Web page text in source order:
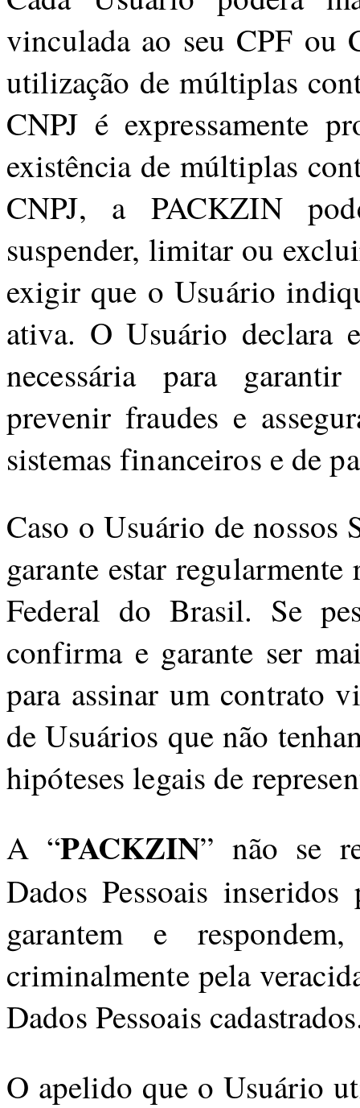
vinculada ao seu CPF ou
utilização de múltiplas
CNPJ é expressamente
existência de múltiplas
CNPJ, a PACKZIN
suspender, limitar ou
exigir que o Usuário
ativa. O Usuário declara
necessária para
prevenir fraudes e
sistemas financeiros e de
Caso o Usuário de nossos
garante estar
Federal do Brasil. Se
confirma e garante ser
para assinar um contrato
de Usuários que não
hipóteses legais de
A “PACKZIN” não se
Dados Pessoais
garantem e
criminalmente pela
Dados Pessoais
O apelido que o Usuário